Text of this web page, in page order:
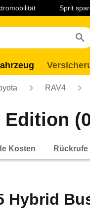
Sprit
RAV4
Kosten Rückrufe
Hybrid